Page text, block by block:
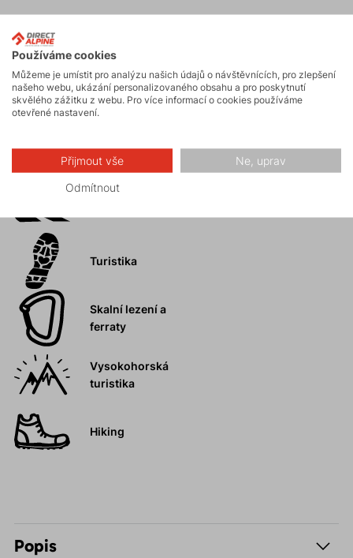
Aktivity
Horské expedice
Ledolezení
Turistika
Skalní lezení a
ferraty
Vysokohorská
turistika
Hiking
Popis
Používáme cookies
Můžeme je umístit pro analýzu našich údajů o návštěvnících, pro zlepšení
našeho webu, ukázání personalizovaného obsahu a pro poskytnutí
skvělého zážitku z webu. Pro více informací o cookies používáme
otevřené nastavení.
Přijmout vše Ne, uprav
Odmítnout